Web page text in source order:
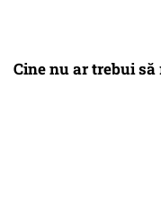
Cine nu ar trebui